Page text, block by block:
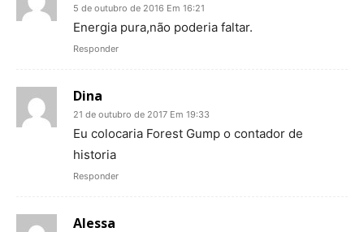
5 de outubro de 2016 Em 16:21
Energia pura,não poderia faltar.
Responder
Dina
21 de outubro de 2017 Em 19:33
Eu colocaria Forest Gump o contador de
historia
Responder
Alessa